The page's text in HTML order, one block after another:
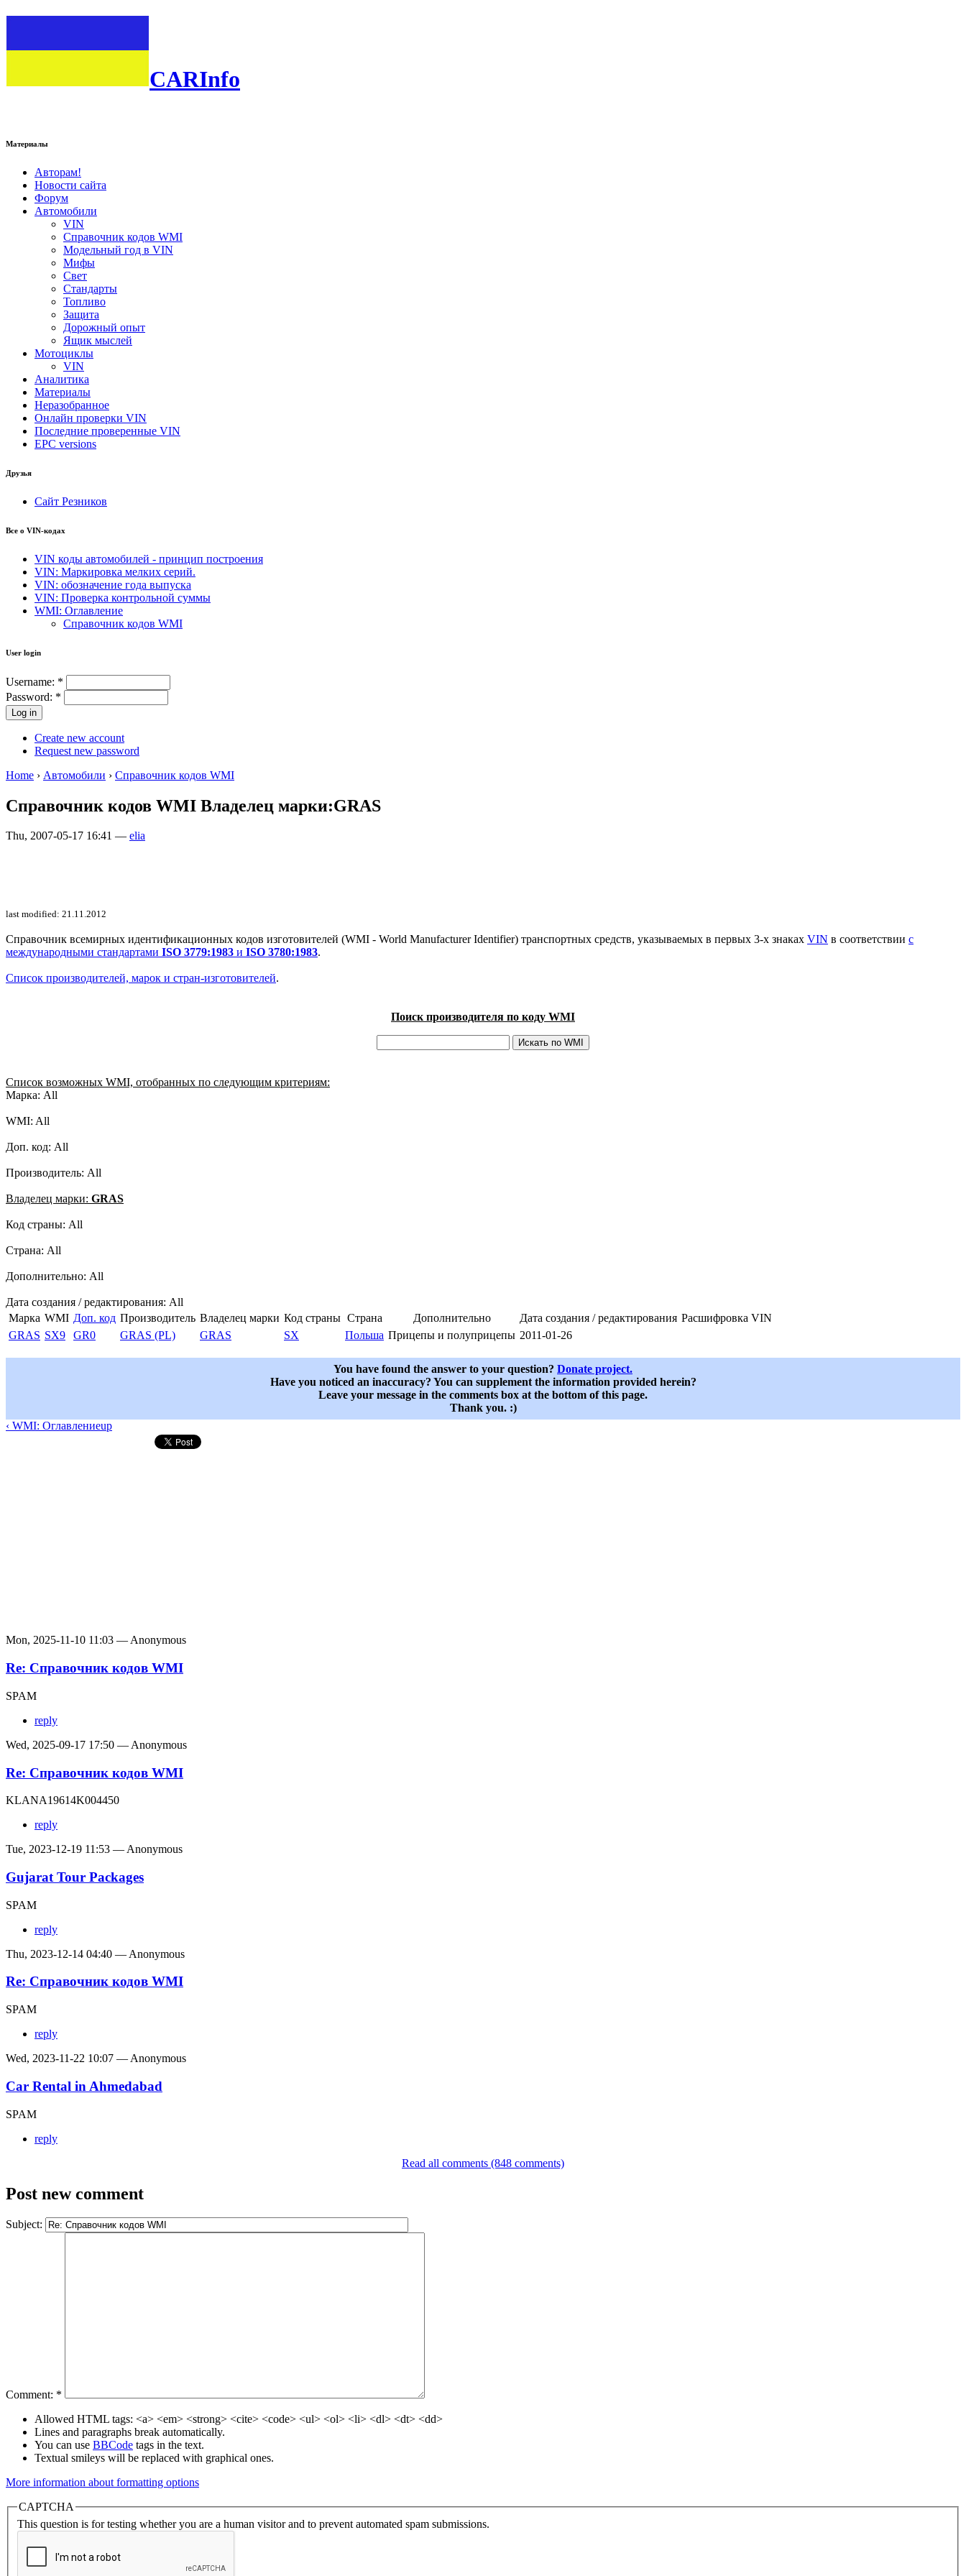
CARInfo
Материалы
Авторам!
Новости сайта
Форум
Автомобили
VIN
Справочник кодов WMI
Модельный год в VIN
Мифы
Свет
Стандарты
Топливо
Защита
Дорожный опыт
Ящик мыслей
Мотоциклы
VIN
Аналитика
Материалы
Неразобранное
Онлайн проверки VIN
Последние проверенные VIN
EPC versions
Друзья
Сайт Резников
Все о VIN-кодах
VIN коды автомобилей - принцип построения
VIN: Маркировка мелких серий.
VIN: обозначение года выпуска
VIN: Проверка контрольной суммы
WMI: Оглавление
Справочник кодов WMI
User login
Username: *
Password: *
Create new account
Request new password
Home › Автомобили › Справочник кодов WMI
Справочник кодов WMI Владелец марки:GRAS
Thu, 2007-05-17 16:41 — elia
last modified: 21.11.2012
Справочник всемирных идентификационных кодов изготовителей (WMI - World Manufacturer Identifier) транспортных средств, указываемых в первых 3-х знаках VIN в соответствии с
международными стандартами ISO 3779:1983 и ISO 3780:1983.
Список производителей, марок и стран-изготовителей.
Поиск производителя по коду WMI
Список возможных WMI, отобранных по следующим критериям:
Марка: All
WMI: All
Доп. код: All
Производитель: All
Владелец марки: GRAS
Код страны: All
Страна: All
Дополнительно: All
Дата создания / редактирования: All
Марка WMI Доп. код Производитель Владелец марки Код страны Страна Дополнительно Дата создания / редактирования Расшифровка VIN
GRAS SX9 GR0 GRAS (PL) GRAS SX Польша Прицепы и полуприцепы 2011-01-26
You have found the answer to your question? Donate project.
Have you noticed an inaccuracy? You can supplement the information provided herein?
Leave your message in the comments box at the bottom of this page.
Thank you. :)
‹ WMI: Оглавлениеup
Mon, 2025-11-10 11:03 — Anonymous
Re: Справочник кодов WMI
SPAM
reply
Wed, 2025-09-17 17:50 — Anonymous
Re: Справочник кодов WMI
KLANA19614K004450
reply
Tue, 2023-12-19 11:53 — Anonymous
Gujarat Tour Packages
SPAM
reply
Thu, 2023-12-14 04:40 — Anonymous
Re: Справочник кодов WMI
SPAM
reply
Wed, 2023-11-22 10:07 — Anonymous
Car Rental in Ahmedabad
SPAM
reply
Read all comments (848 comments)
Post new comment
Subject:
Comment: *
Allowed HTML tags: <a> <em> <strong> <cite> <code> <ul> <ol> <li> <dl> <dt> <dd>
Lines and paragraphs break automatically.
You can use BBCode tags in the text.
Textual smileys will be replaced with graphical ones.
More information about formatting options
CAPTCHA
This question is for testing whether you are a human visitor and to prevent automated spam submissions.